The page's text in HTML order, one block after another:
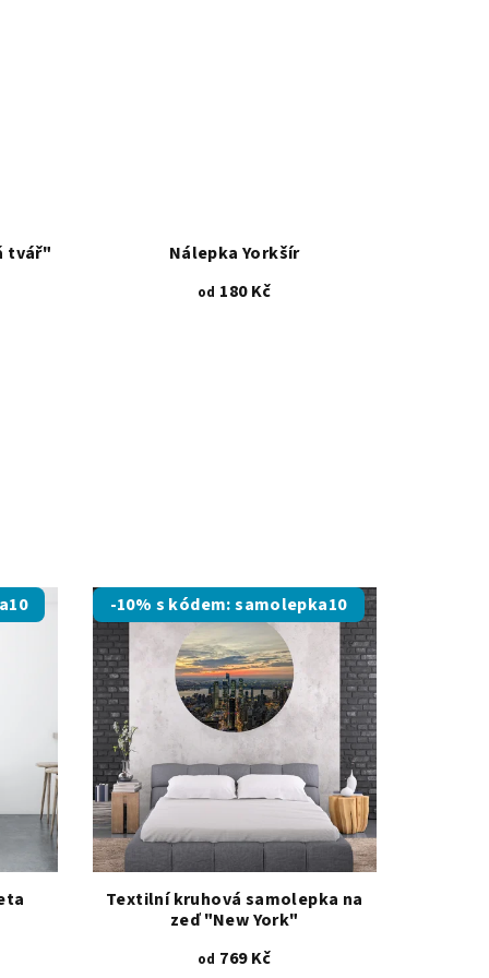
tvář"
Nálepka Yorkšír
od 180 Kč
-10% s kódem: samolepka10
Textilní kruhová samolepka na
zeď "New York"
od 769 Kč